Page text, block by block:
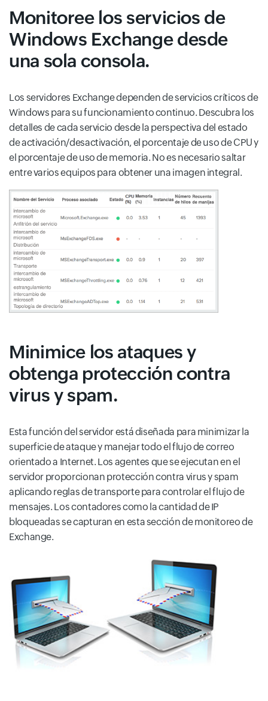
Monitoree los servicios de
Windows Exchange desde
una sola consola.
Los servidores Exchange dependen de servicios críticos de
Windows para su funcionamiento continuo. Descubra los
detalles de cada servicio desde la perspectiva del estado
de activación/desactivación, el porcentaje de uso de CPU y
el porcentaje de uso de memoria. No es necesario saltar
entre varios equipos para obtener una imagen integral.
Minimice los ataques y
obtenga protección contra
virus y spam.
Esta función del servidor está diseñada para minimizar la
superficie de ataque y manejar todo el flujo de correo
orientado a Internet. Los agentes que se ejecutan en el
servidor proporcionan protección contra virus y spam
aplicando reglas de transporte para controlar el flujo de
mensajes. Los contadores como la cantidad de IP
bloqueadas se capturan en esta sección de monitoreo de
Exchange.